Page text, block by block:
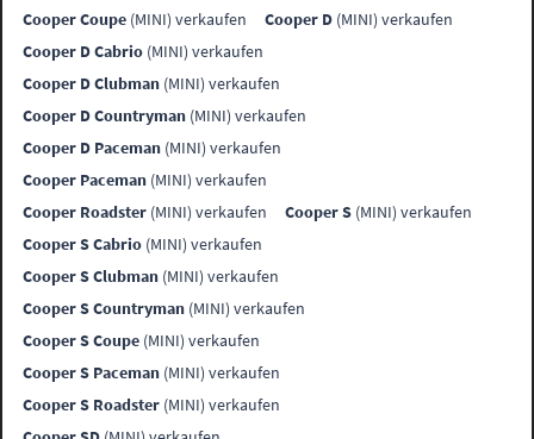
Cooper Coupe (MINI) verkaufen Cooper D (MINI) verkaufen
Cooper D Cabrio (MINI) verkaufen
Cooper D Clubman (MINI) verkaufen
Cooper D Countryman (MINI) verkaufen
Cooper D Paceman (MINI) verkaufen
Cooper Paceman (MINI) verkaufen
Cooper Roadster (MINI) verkaufen Cooper S (MINI) verkaufen
Cooper S Cabrio (MINI) verkaufen
Cooper S Clubman (MINI) verkaufen
Cooper S Countryman (MINI) verkaufen
Cooper S Coupe (MINI) verkaufen
Cooper S Paceman (MINI) verkaufen
Cooper S Roadster (MINI) verkaufen